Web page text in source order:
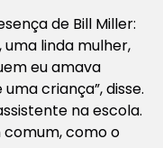
de Bill Miller:
linda mulher,
eu amava
criança”, disse.
na escola.
como o